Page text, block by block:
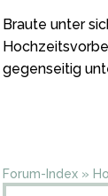
Braute unter
gegenseitig
Forum-Index »